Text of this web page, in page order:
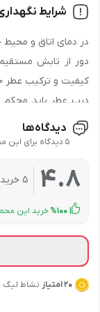
ماهیت: مایع
تست حیوانی: ندارد
مناسب برای فصل:
صادرکننده مجوز:
بارکد:
شرایط
در دمای اتاق و
دور از تابش مستقیم
کیفیت و ترکیب عطر
درب عطر باید محکم
شود.
از قرار دادن در
از تماس با مواد
از قرار دادن در
دیدگاه‌ها
5 دیدگاه برای این محصول ثبت شده است.
4.8
5
%100 خرید این
20 امتیاز نشاط لیگ